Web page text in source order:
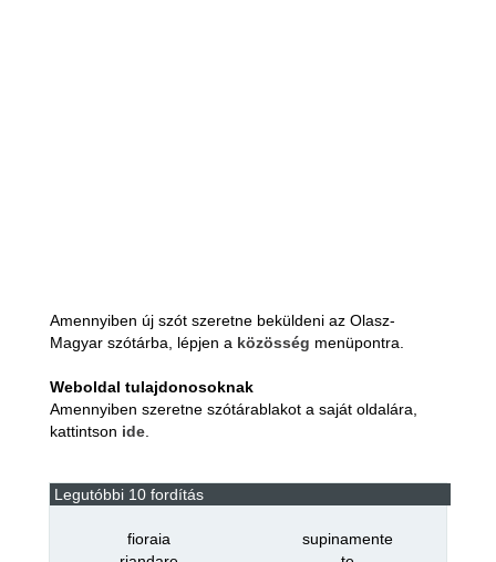
Amennyiben új szót szeretne beküldeni az Olasz-
Magyar szótárba, lépjen a közösség menüpontra.
Weboldal tulajdonosoknak
Amennyiben szeretne szótárablakot a saját oldalára,
kattintson ide.
Legutóbbi 10 fordítás
fioraia
supinamente